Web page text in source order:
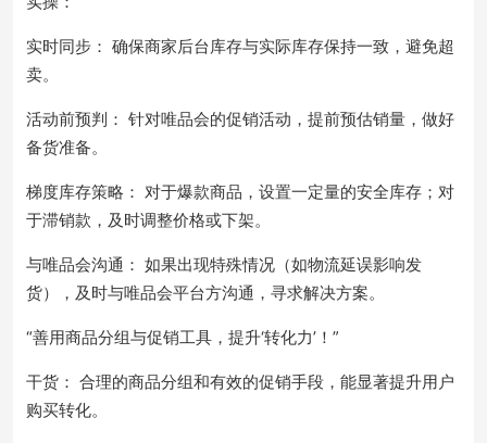
实时同步： 确保商家后台库存与实际库存保持一致，避免超
卖。
活动前预判： 针对唯品会的促销活动，提前预估销量，做好
备货准备。
梯度库存策略： 对于爆款商品，设置一定量的安全库存；对
于滞销款，及时调整价格或下架。
与唯品会沟通： 如果出现特殊情况（如物流延误影响发
货），及时与唯品会平台方沟通，寻求解决方案。
“善用商品分组与促销工具，提升‘转化力’！”
干货： 合理的商品分组和有效的促销手段，能显著提升用户
购买转化。